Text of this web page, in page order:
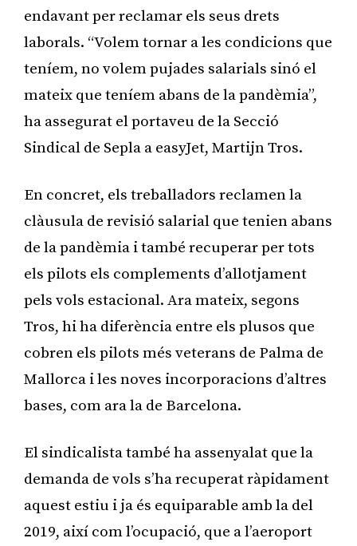
endavant per reclamar els seus drets
laborals. “Volem tornar a les condicions que
teníem, no volem pujades salarials sinó el
mateix que teníem abans de la pandèmia”,
ha assegurat el portaveu de la Secció
Sindical de Sepla a easyJet, Martijn Tros.
En concret, els treballadors reclamen la
clàusula de revisió salarial que tenien abans
de la pandèmia i també recuperar per tots
els pilots els complements d’allotjament
pels vols estacional. Ara mateix, segons
Tros, hi ha diferència entre els plusos que
cobren els pilots més veterans de Palma de
Mallorca i les noves incorporacions d’altres
bases, com ara la de Barcelona.
El sindicalista també ha assenyalat que la
demanda de vols s’ha recuperat ràpidament
aquest estiu i ja és equiparable amb la del
2019, així com l’ocupació, que a l’aeroport